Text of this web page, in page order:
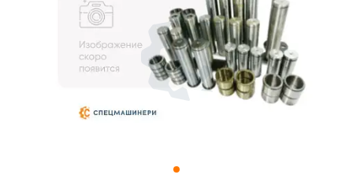
3D тур по производству
3D тур по складам
sksale@skdst.ru